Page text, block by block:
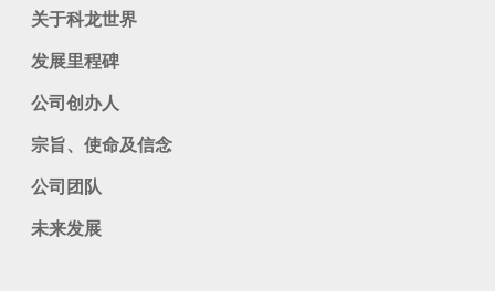
关于科龙世界
发展里程碑
公司创办人
宗旨、使命及信念
公司团队
未来发展